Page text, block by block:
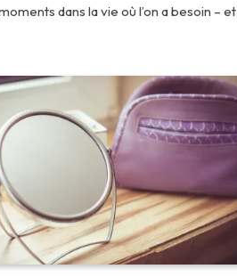
dans la vie où l’on a besoin – et